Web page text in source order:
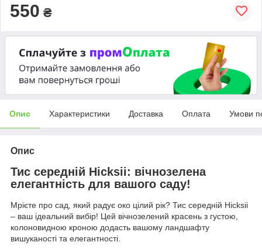
550 ₴
Опис Характеристики Доставка Оплата Умови
Опис
Тис середній Hicksii: вічнозелена
елегантність для вашого саду!
Мрієте про сад, який радує око цілий рік? Тис середній Hicksii
– ваш ідеальний вибір! Цей вічнозелений красень з густою,
колоновидною кроною додасть вашому ландшафту
вишуканості та елегантності.